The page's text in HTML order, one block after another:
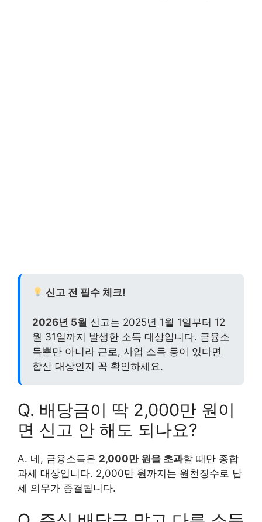
신고 전 필수 체크!
2026년 5월 신고는 2025년 1월 1일부터 12
월 31일까지 발생한 소득 대상입니다. 금융소
득뿐만 아니라 근로, 사업 소득 등이 있다면
합산 대상인지 꼭 확인하세요.
Q. 배당금이 딱 2,000만 원이
면 신고 안 해도 되나요?
A. 네, 금융소득은 2,000만 원을 초과할 때만 종합
과세 대상입니다. 2,000만 원까지는 원천징수로 납
세 의무가 종결됩니다.